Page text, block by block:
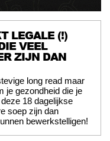
LEGALE (!)
VEEL
ZIJN DAN
long read maar
je gezondheid die je
18 dagelijkse
soep zijn dan
bewerkstelligen!